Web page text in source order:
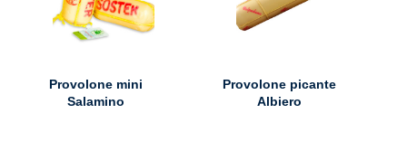
Provolone mini
Salamino
Provolone picante
Albiero